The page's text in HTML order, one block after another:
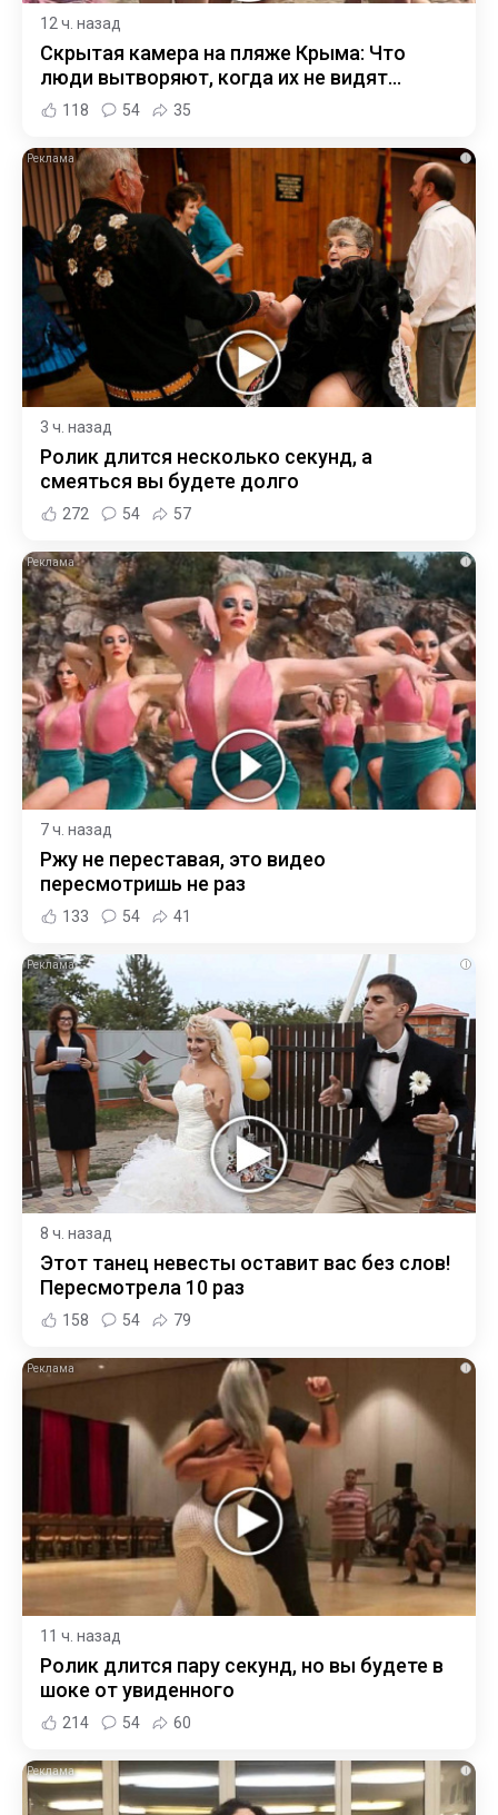
12 ч. назад
Скрытая камера на пляже Крыма: Что
люди вытворяют, когда их не видят...
118 54 35
i
3 ч. назад
Ролик длится несколько секунд, а
смеяться вы будете долго
272 54 57
i
7 ч. назад
Ржу не переставая, это видео
пересмотришь не раз
133 54 41
i
8 ч. назад
Этот танец невесты оставит вас без слов!
Пересмотрела 10 раз
158 54 79
i
11 ч. назад
Ролик длится пару секунд, но вы будете в
шоке от увиденного
214 54 60
i